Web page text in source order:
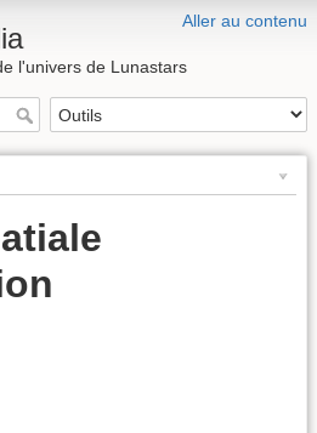
Aller au contenu
l'univers de Lunastars